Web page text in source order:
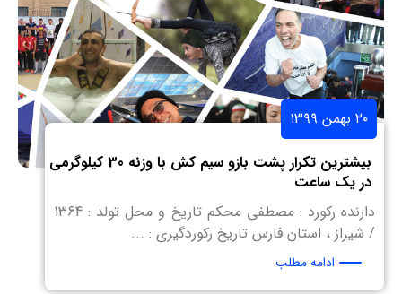
۲۰ بهمن ۱۳۹۹
بیشترین تکرار پشت بازو سیم کش با وزنه 30 کیلوگرمی
در یک ساعت
دارنده رکورد : مصطفی محکم تاریخ و محل تولد : 1364
/ شیراز ، استان فارس تاریخ رکوردگیری : ...
ادامه مطلب